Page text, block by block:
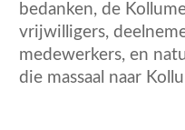
bedanken, de
vrijwilligers,
medewerkers, en
die massaal naar